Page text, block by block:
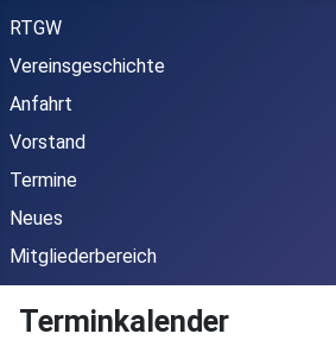
RTGW
Vereinsgeschichte
Anfahrt
Vorstand
Termine
Neues
Mitgliederbereich
Terminkalender